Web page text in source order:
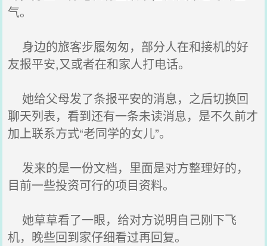
气。
身边的旅客步履匆匆，部分人在和接机的好
友报平安,又或者在和家人打电话。
她给父母发了条报平安的消息，之后切换回
聊天列表，看到还有一条未读消息，是不久前才
加上联系方式“老同学的女儿”。
发来的是一份文档，里面是对方整理好的，
目前一些投资可行的项目资料。
她草草看了一眼，给对方说明自己刚下飞
机，晚些回到家仔细看过再回复。